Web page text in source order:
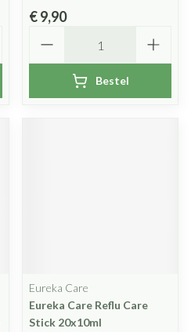
€ 9,90
Bestel
Eureka Care
Eureka Care Reflu Care
Stick 20x10ml